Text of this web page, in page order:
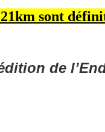
21km sont
de